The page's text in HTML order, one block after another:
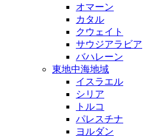
オマーン
カタル
クウェイト
サウジアラビア
バハレーン
東地中海地域
イスラエル
シリア
トルコ
パレスチナ
ヨルダン